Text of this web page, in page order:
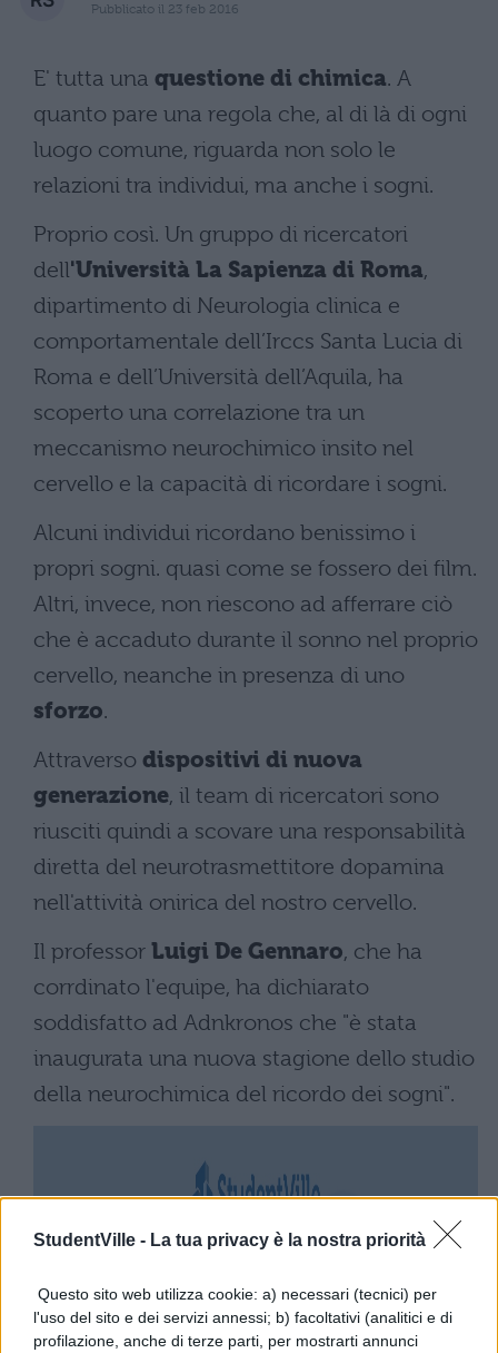
StudentVille - La tua privacy è la nostra priorità
Questo sito web utilizza cookie: a) necessari (tecnici) per
l'uso del sito e dei servizi annessi; b) facoltativi (analitici e di
profilazione, anche di terze parti, per mostrarti annunci
Pubblicato il 23 feb 2016
E' tutta una questione di chimica. A
quanto pare una regola che, al di là di ogni
luogo comune, riguarda non solo le
relazioni tra individui, ma anche i sogni.
Proprio così. Un gruppo di ricercatori
dell'Università La Sapienza di Roma,
dipartimento di Neurologia clinica e
comportamentale dell’Irccs Santa Lucia di
Roma e dell’Università dell’Aquila, ha
scoperto una correlazione tra un
meccanismo neurochimico insito nel
cervello e la capacità di ricordare i sogni.
Alcuni individui ricordano benissimo i
propri sogni. quasi come se fossero dei film.
Altri, invece, non riescono ad afferrare ciò
che è accaduto durante il sonno nel proprio
cervello, neanche in presenza di uno
sforzo.
Attraverso dispositivi di nuova
generazione, il team di ricercatori sono
riusciti quindi a scovare una responsabilità
diretta del neurotrasmettitore dopamina
nell'attività onirica del nostro cervello.
Il professor Luigi De Gennaro, che ha
corrdinato l'equipe, ha dichiarato
soddisfatto ad Adnkronos che "è stata
inaugurata una nuova stagione dello studio
della neurochimica del ricordo dei sogni".